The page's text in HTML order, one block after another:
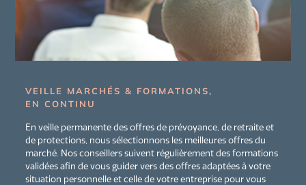
VEILLE MARCHÉS & FORMATIONS,
EN CONTINU
En veille permanente des offres de prévoyance, de retraite et
de protections, nous sélectionnons les meilleures offres du
marché. Nos conseillers suivent régulièrement des formations
validées afin de vous guider vers des offres adaptées à votre
situation personnelle et celle de votre entreprise pour vous